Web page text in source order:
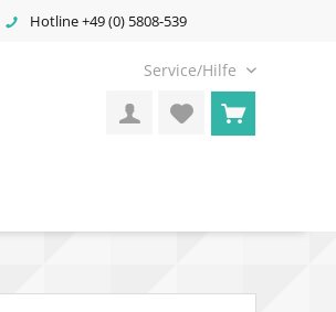
Hotline +49 (0) 5808-539
Service/Hilfe